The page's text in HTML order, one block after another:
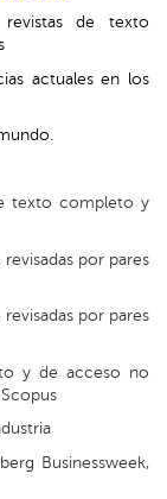
de texto
actuales en los
texto completo y
por pares
por pares
y de acceso no
Businessweek,